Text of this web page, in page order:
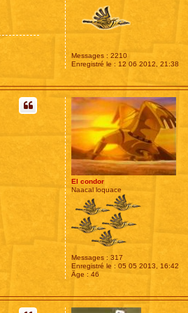
Messages : 2210
Enregistré le : 12 06 2012, 21:38
El condor
Naacal loquace
Messages : 317
Enregistré le : 05 05 2013, 16:42
Âge : 46